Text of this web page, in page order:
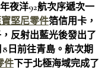
夜洋92航次序遞次一
堅尼零件箔信用卡，
反射出藍光後發出了
日前往青島。航次期
件下于北極海域完成了